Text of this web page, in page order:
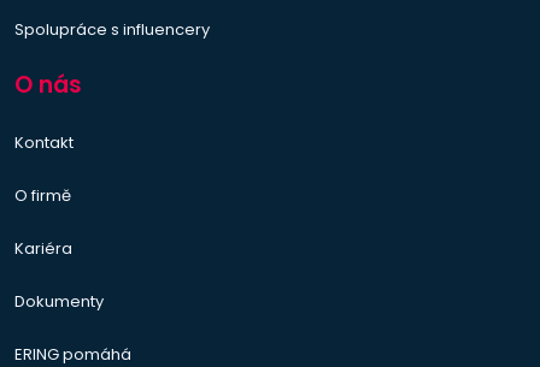
Spolupráce s influencery
O nás
Kontakt
O firmě
Kariéra
Dokumenty
ERING pomáhá